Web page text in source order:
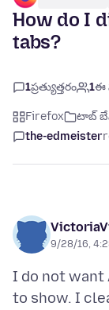
How do I
tabs?
1ప్రత్యుత్తరం 1ఈ
Firefox టాబ్
the-edmeister
9/28/16,
I do not want
to show. I